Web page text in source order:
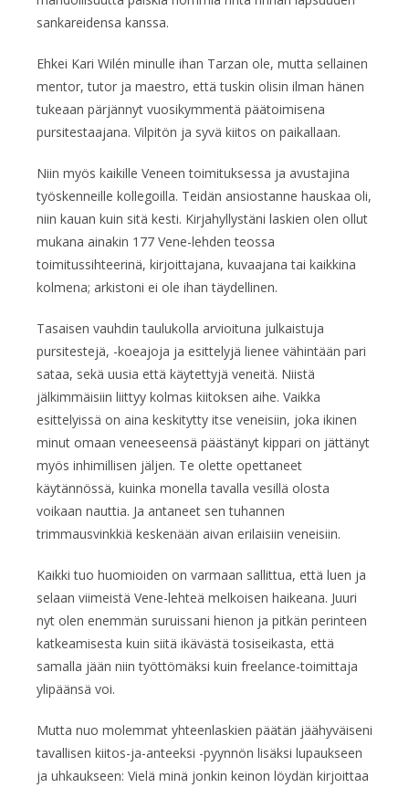
sankareidensa kanssa.
Ehkei Kari Wilén minulle ihan Tarzan ole, mutta sellainen
mentor, tutor ja maestro, että tuskin olisin ilman hänen
tukeaan pärjännyt vuosikymmentä päätoimisena
pursitestaajana. Vilpitön ja syvä kiitos on paikallaan.
Niin myös kaikille Veneen toimituksessa ja avustajina
työskenneille kollegoilla. Teidän ansiostanne hauskaa oli,
niin kauan kuin sitä kesti. Kirjahyllystäni laskien olen ollut
mukana ainakin 177 Vene-lehden teossa
toimitussihteerinä, kirjoittajana, kuvaajana tai kaikkina
kolmena; arkistoni ei ole ihan täydellinen.
Tasaisen vauhdin taulukolla arvioituna julkaistuja
pursitestejä, -koeajoja ja esittelyjä lienee vähintään pari
sataa, sekä uusia että käytettyjä veneitä. Niistä
jälkimmäisiin liittyy kolmas kiitoksen aihe. Vaikka
esittelyissä on aina keskitytty itse veneisiin, joka ikinen
minut omaan veneeseensä päästänyt kippari on jättänyt
myös inhimillisen jäljen. Te olette opettaneet
käytännössä, kuinka monella tavalla vesillä olosta
voikaan nauttia. Ja antaneet sen tuhannen
trimmausvinkkiä keskenään aivan erilaisiin veneisiin.
Kaikki tuo huomioiden on varmaan sallittua, että luen ja
selaan viimeistä Vene-lehteä melkoisen haikeana. Juuri
nyt olen enemmän suruissani hienon ja pitkän perinteen
katkeamisesta kuin siitä ikävästä tosiseikasta, että
samalla jään niin työttömäksi kuin freelance-toimittaja
ylipäänsä voi.
Mutta nuo molemmat yhteenlaskien päätän jäähyväiseni
tavallisen kiitos-ja-anteeksi -pyynnön lisäksi lupaukseen
ja uhkaukseen: Vielä minä jonkin keinon löydän kirjoittaa